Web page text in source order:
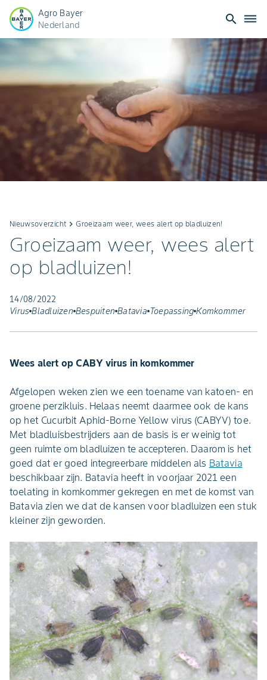
Agro Bayer
Nederland
search dehaze
Nieuwsoverzicht keyboard_arrow_rightGroeizaam weer, wees alert op bladluizen!
Groeizaam weer, wees alert
op bladluizen!
14/08/2022
Virus Bladluizen Bespuiten Batavia Toepassing Komkommer
Wees alert op CABY virus in komkommer
Afgelopen weken zien we een toename van katoen- en
groene perzikluis. Helaas neemt daarmee ook de kans
op het Cucurbit Aphid-Borne Yellow virus (CABYV) toe.
Met bladluisbestrijders aan de basis is er weinig tot
geen ruimte om bladluizen te accepteren. Daarom is het
goed dat er goed integreerbare middelen als Batavia
beschikbaar zijn. Batavia heeft in voorjaar 2021 een
toelating in komkommer gekregen en met de komst van
Batavia zien we dat de kansen voor bladluizen een stuk
kleiner zijn geworden.